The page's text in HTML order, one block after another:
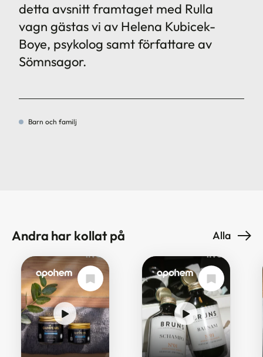
detta avsnitt framtaget med Rulla
vagn gästas vi av Helena Kubicek-
Boye, psykolog samt författare av
Sömnsagor.
Barn och familj
Andra har kollat på Alla